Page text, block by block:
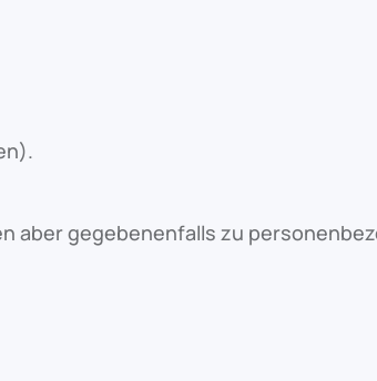
aber gegebenenfalls zu